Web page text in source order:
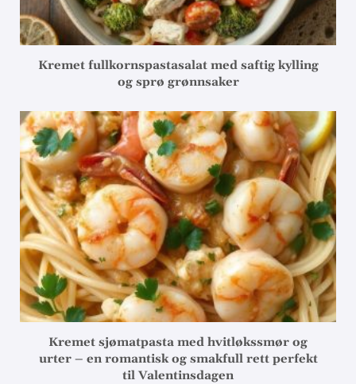
Kremet fullkornspastasalat med saftig kylling
og sprø grønnsaker
Kremet sjømatpasta med hvitløkssmør og
urter – en romantisk og smakfull rett perfekt
til Valentinsdagen